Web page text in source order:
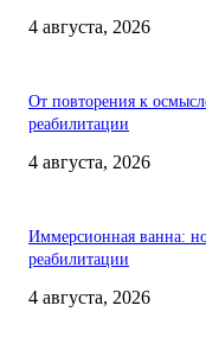
4 августа, 2026
От повторения к
реабилитации
4 августа, 2026
Иммерсионная ванна:
реабилитации
4 августа, 2026